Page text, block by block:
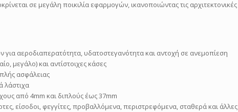
σε μεγάλη ποικιλία εφαρμογών, ικανοποιώντας τις αρχιτεκτονικές
για αεροδιαπερατότητα, υδατοστεγανότητα και αντοχή σε ανεμοπίεση
μεγάλο) και αντίστοιχες κάσες
ασφάλειας
λάστιχα
από 4mm και διπλούς έως 37mm
είσοδοι, φεγγίτες, προβαλλόμενα, περιστρεφόμενα, σταθερά και άλλες